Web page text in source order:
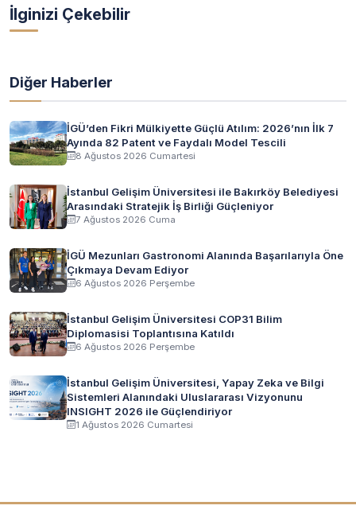
İlginizi Çekebilir
Diğer Haberler
İGÜ’den Fikri Mülkiyette Güçlü Atılım: 2026’nın İlk 7
Ayında 82 Patent ve Faydalı Model Tescili
8 Ağustos 2026 Cumartesi
İstanbul Gelişim Üniversitesi ile Bakırköy Belediyesi
Arasındaki Stratejik İş Birliği Güçleniyor
7 Ağustos 2026 Cuma
İGÜ Mezunları Gastronomi Alanında Başarılarıyla Öne
Çıkmaya Devam Ediyor
6 Ağustos 2026 Perşembe
İstanbul Gelişim Üniversitesi COP31 Bilim
Diplomasisi Toplantısına Katıldı
6 Ağustos 2026 Perşembe
İstanbul Gelişim Üniversitesi, Yapay Zeka ve Bilgi
Sistemleri Alanındaki Uluslararası Vizyonunu
INSIGHT 2026 ile Güçlendiriyor
1 Ağustos 2026 Cumartesi